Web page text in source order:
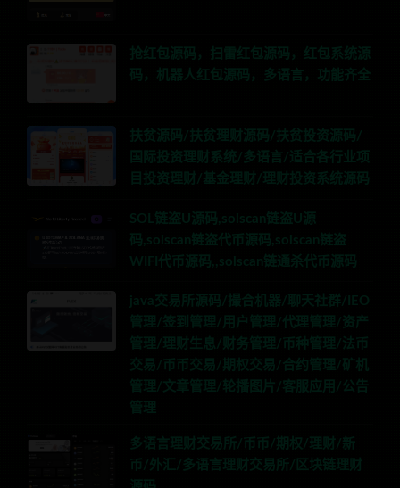
抢红包源码，扫雷红包源码，红包系统源
码，机器人红包源码，多语言，功能齐全
扶贫源码/扶贫理财源码/扶贫投资源码/
国际投资理财系统/多语言/适合各行业项
目投资理财/基金理财/理财投资系统源码
SOL链盗U源码,solscan链盗U源
码,solscan链盗代币源码,solscan链盗
WIFI代币源码,,solscan链通杀代币源码
java交易所源码/撮合机器/聊天社群/IEO
管理/签到管理/用户管理/代理管理/资产
管理/理财生息/财务管理/币种管理/法币
交易/币币交易/期权交易/合约管理/矿机
管理/文章管理/轮播图片/客服应用/公告
管理
多语言理财交易所/币币/期权/理财/新
币/外汇/多语言理财交易所/区块链理财